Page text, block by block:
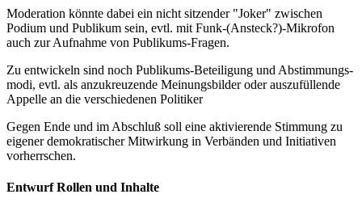
Moderation könnte dabei ein nicht sitzender "Joker" zwischen
Podium und Publikum sein, evtl. mit Funk-(Ansteck?)-Mikrofon
auch zur Aufnahme von Publikums-Fragen.
Zu entwickeln sind noch Publikums-Beteiligung und Abstimmungs-
modi, evtl. als anzukreuzende Meinungsbilder oder auszufüllende
Appelle an die verschiedenen Politiker
Gegen Ende und im Abschluß soll eine aktivierende Stimmung zu
eigener demokratischer Mitwirkung in Verbänden und Initiativen
vorherrschen.
Entwurf Rollen und Inhalte